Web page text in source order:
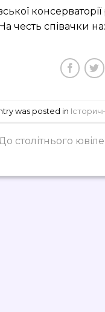
честь співачки
was posted in
столітнього